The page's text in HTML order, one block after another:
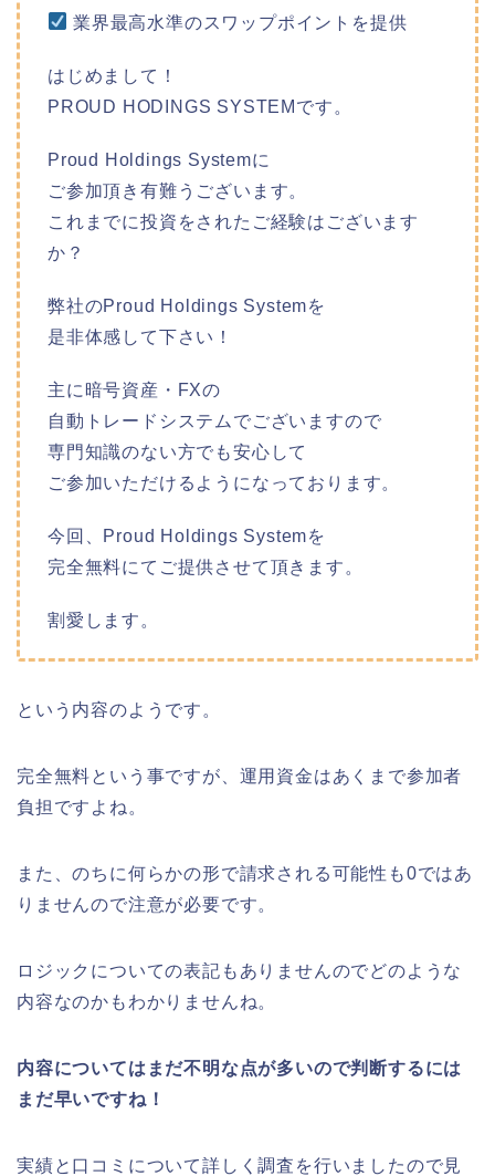
業界最高水準のスワップポイントを提供
はじめまして！
PROUD HODINGS SYSTEMです。
Proud Holdings Systemに
ご参加頂き有難うございます。
これまでに投資をされたご経験はございます
か？
弊社のProud Holdings Systemを
是非体感して下さい！
主に暗号資産・FXの
自動トレードシステムでございますので
専門知識のない方でも安心して
ご参加いただけるようになっております。
今回、Proud Holdings Systemを
完全無料にてご提供させて頂きます。
割愛します。
という内容のようです。
完全無料という事ですが、運用資金はあくまで参加者
負担ですよね。
また、のちに何らかの形で請求される可能性も0ではあ
りませんので注意が必要です。
ロジックについての表記もありませんのでどのような
内容なのかもわかりませんね。
内容についてはまだ不明な点が多いので判断するには
まだ早いですね！
実績と口コミについて詳しく調査を行いましたので見